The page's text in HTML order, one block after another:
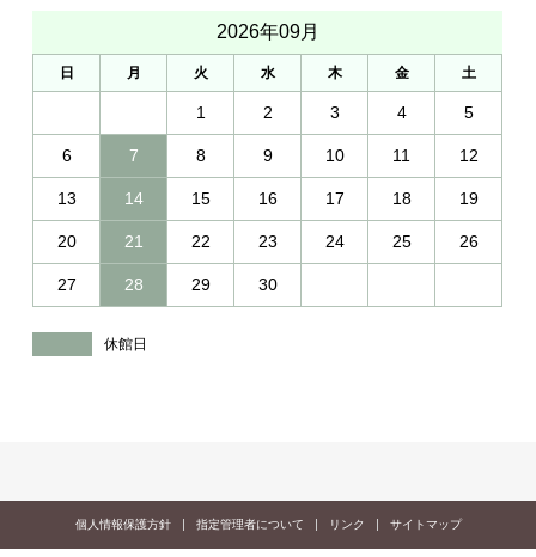
2026年09月
日 月 火 水 木 金 土
1 2 3 4 5
6 7 8 9 10 11 12
13 14 15 16 17 18 19
20 21 22 23 24 25 26
27 28 29 30
休館日
個人情報保護方針 指定管理者について リンク サイトマップ